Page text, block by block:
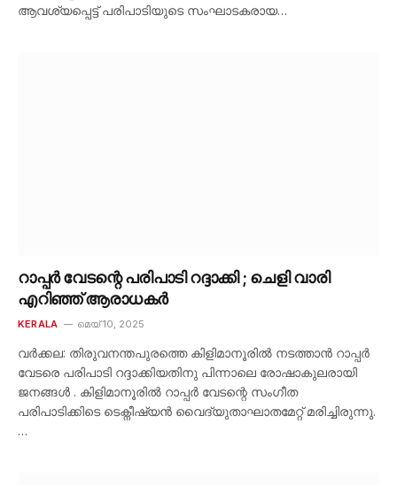
ആവശ്യപ്പെട്ട് പരിപാടിയുടെ സംഘാടകരായ…
റാപ്പർ വേടന്റെ പരിപാടി റദ്ദാക്കി ; ചെളി വാരി
എറിഞ്ഞ് ആരാധകർ
KERALA മെയ്‌ 10, 2025
വർക്കല: തിരുവനന്തപുരത്തെ കിളിമാനൂരിൽ നടത്താൻ റാപ്പർ
വേടരെ പരിപാടി റദ്ദാക്കിയതിനു പിന്നാലെ രോഷാകുലരായി
ജനങ്ങൾ . കിളിമാനൂരിൽ റാപ്പർ വേടന്റെ സംഗീത
പരിപാടിക്കിടെ ടെക്നീഷ്യൻ വൈദ്യുതാഘാതമേറ്റ് മരിച്ചിരുന്നു.
…